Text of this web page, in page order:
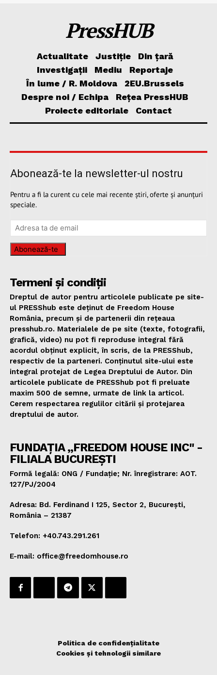
PressHUB
Actualitate Justiție
Din țară
Investigații
Mediu
Reportaje
În lume / R. Moldova
2EU.Brussels
Despre noi / Echipa
Rețea PressHUB
Proiecte editoriale
Contact
Abonează-te la newsletter-ul nostru
Pentru a fi la curent cu cele mai recente știri, oferte și anunțuri
speciale.
Abonează-te
Termeni și condiții
Dreptul de autor pentru articolele publicate pe site-
ul PRESShub este deținut de Freedom House
România, precum și de partenerii din rețeaua
presshub.ro. Materialele de pe site (texte, fotografii,
grafică, video) nu pot fi reproduse integral fără
acordul obținut explicit, în scris, de la PRESShub,
respectiv de la parteneri. Conținutul site-ului este
integral protejat de Legea Dreptului de Autor. Din
articolele publicate de PRESShub pot fi preluate
maxim 500 de semne, urmate de link la articol.
Cerem respectarea regulilor citării și protejarea
dreptului de autor.
FUNDAȚIA „FREEDOM HOUSE INC" -
FILIALA BUCUREȘTI
Formă legală: ONG / Fundație; Nr. înregistrare: AOT.
127/PJ/2004
Adresa: Bd. Ferdinand I 125, Sector 2, București,
România – 21387
Telefon: +40.743.291.261
E-mail: office@freedomhouse.ro
Politica de confidențialitate
Cookies și tehnologii similare